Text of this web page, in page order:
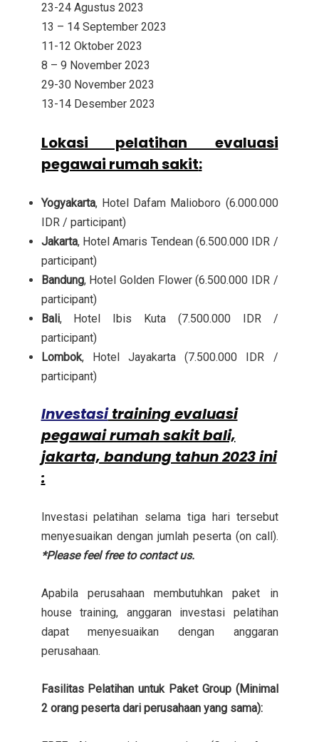
23-24 Agustus 2023
13 – 14 September 2023
11-12 Oktober 2023
8 – 9 November 2023
29-30 November 2023
13-14 Desember 2023
Lokasi pelatihan evaluasi
pegawai rumah sakit:
Yogyakarta, Hotel Dafam Malioboro (6.000.000
IDR / participant)
Jakarta, Hotel Amaris Tendean (6.500.000 IDR /
participant)
Bandung, Hotel Golden Flower (6.500.000 IDR /
participant)
Bali, Hotel Ibis Kuta (7.500.000 IDR /
participant)
Lombok, Hotel Jayakarta (7.500.000 IDR /
participant)
Investasitraining evaluasi
pegawai rumah sakit bali,
jakarta, bandung tahun 2023 ini
:
Investasi pelatihan selama tiga hari tersebut
menyesuaikan dengan jumlah peserta (on call).
*Please feel free to contact us.
Apabila perusahaan membutuhkan paket in
house training, anggaran investasi pelatihan
dapat menyesuaikan dengan anggaran
perusahaan.
Fasilitas Pelatihan untuk Paket Group (Minimal
2 orang peserta dari perusahaan yang sama):